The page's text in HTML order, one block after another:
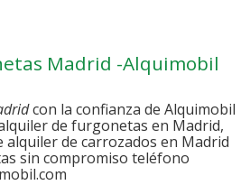
Madrid -Alquimobil
con la confianza de Alquimobil
de furgonetas en Madrid,
de carrozados en Madrid
sin compromiso teléfono